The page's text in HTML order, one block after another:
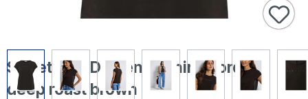
Street One Damen T-Shirt Wording
deep roast brown